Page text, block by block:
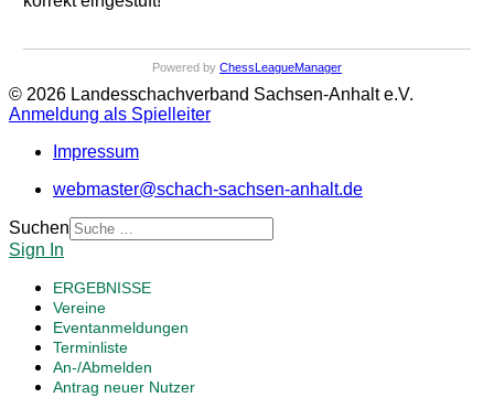
Powered by ChessLeagueManager
© 2026 Landesschachverband Sachsen-Anhalt e.V.
Anmeldung als Spielleiter
Impressum
webmaster@schach-sachsen-anhalt.de
Suchen
Sign In
ERGEBNISSE
Vereine
Eventanmeldungen
Terminliste
An-/Abmelden
Antrag neuer Nutzer